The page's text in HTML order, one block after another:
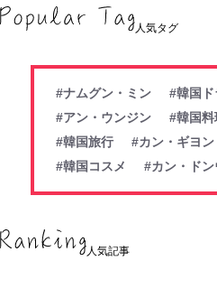
人気タグ
#ナムグン・ミン
#韓国
#アン・ウンジン
#韓国料
#韓国旅行
#カン・ギヨン
#韓国コスメ
#カン・ド
人気記事